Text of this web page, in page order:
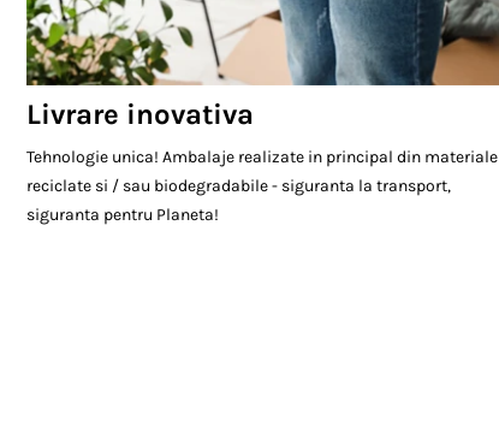
Livrare inovativa
Tehnologie unica! Ambalaje realizate in principal din materiale
reciclate si / sau biodegradabile - siguranta la transport,
siguranta pentru Planeta!